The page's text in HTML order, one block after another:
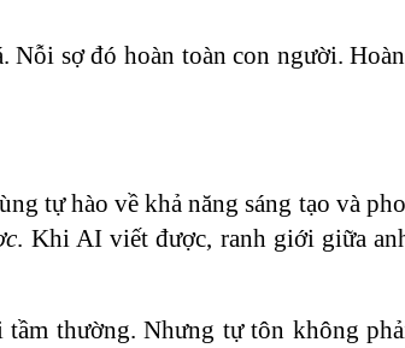
sợ đó hoàn toàn con người.
tự hào về khả năng sáng tạo và
. Khi AI viết được, ranh giới giữa
thường. Nhưng tự tôn không